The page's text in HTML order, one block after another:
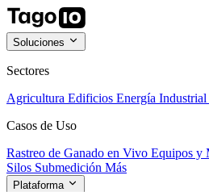
Soluciones
Sectores
Agricultura Edificios Energía Industrial
Casos de Uso
Rastreo de Ganado en Vivo Equipos y
Silos Submedición Más
Plataforma